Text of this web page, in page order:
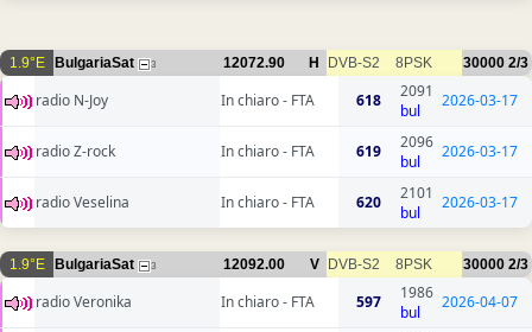
1.9°E BulgariaSat 3 12072.90 H DVB-S2 8PSK 30000 2/3
radio N-Joy In chiaro - FTA 618
2091
bul
2026-03-17
radio Z-rock In chiaro - FTA 619
2096
bul
2026-03-17
radio Veselina In chiaro - FTA 620
2101
bul
2026-03-17
1.9°E BulgariaSat 3 12092.00 V DVB-S2 8PSK 30000 2/3
radio Veronika In chiaro - FTA 597
1986
bul
2026-04-07